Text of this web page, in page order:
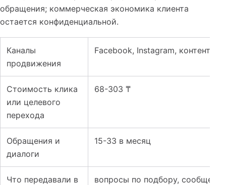
обращения; коммерческая экономика клиента
остается конфиденциальной.
Каналы
продвижения
Facebook, Instagram, контент и
Стоимость клика
или целевого
перехода
68-303 ₸
Обращения и
диалоги
15-33 в месяц
Что передавали в
вопросы по подбору,